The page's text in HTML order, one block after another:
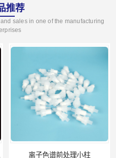
推荐
sales in one of the manufacturing
子色谱前处理小柱​